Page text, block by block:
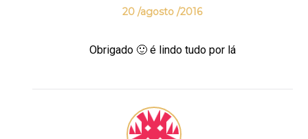
20 /agosto /2016
Obrigado 🙂 é lindo tudo por lá